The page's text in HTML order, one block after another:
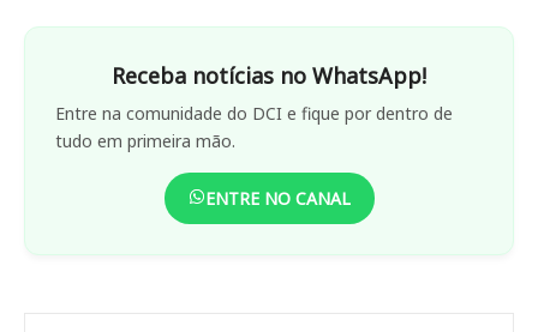
Receba notícias no WhatsApp!
Entre na comunidade do DCI e fique por dentro de
tudo em primeira mão.
ENTRE NO CANAL